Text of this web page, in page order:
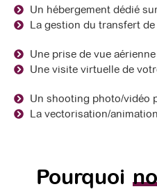
Un hébergement dédié
La gestion du transfert
Une prise de vue aérienne
Une visite virtuelle de
Un shooting photo/vidéo
La vectorisation/
Pourquoi